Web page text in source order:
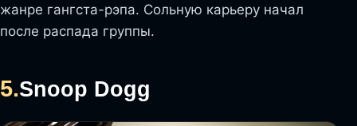
жанре гангста-рэпа. Сольную карьеру начал
после распада группы.
5.Snoop Dogg